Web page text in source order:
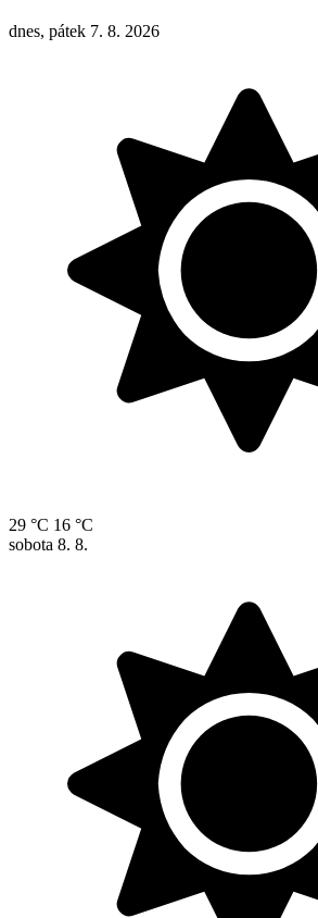
dnes, pátek 7. 8. 2026
29 °C 16 °C
sobota 8. 8.